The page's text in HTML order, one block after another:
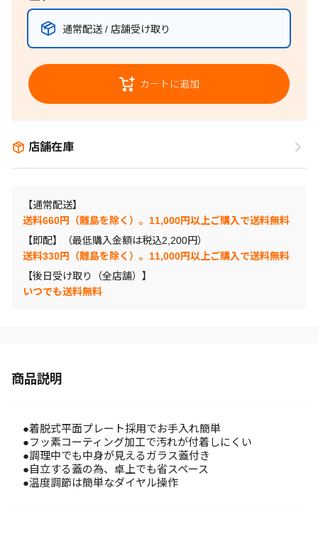
通常配送 / 店舗受け取り
カートに追加
店舗在庫
【通常配送】
送料660円（離島を除く）。11,000円以上ご購入で送料無料
【即配】（最低購入金額は税込2,200円）
送料330円（離島を除く）。11,000円以上ご購入で送料無料
【後日受け取り（全店舗）】
いつでも送料無料
商品説明
●着脱式平面プレート採用でお手入れ簡単
●フッ素コーティング加工で汚れが付着しにくい
●調理中でも中身が見えるガラス蓋付き
●自立する蓋の為、卓上でも省スペース
●温度調節は簡単なダイヤル操作